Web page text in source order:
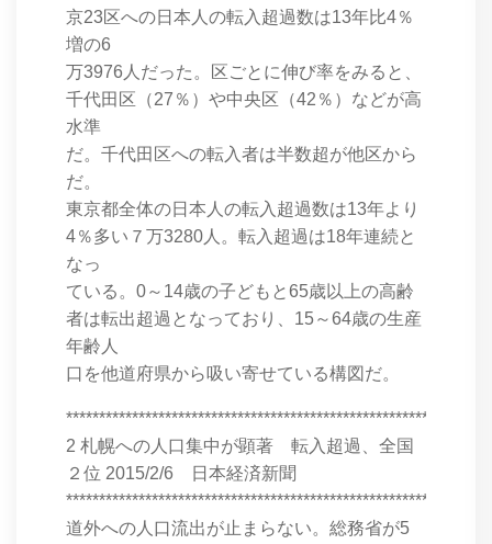
京23区への日本人の転入超過数は13年比4％
増の6
万3976人だった。区ごとに伸び率をみると、
千代田区（27％）や中央区（42％）などが高
水準
だ。千代田区への転入者は半数超が他区から
だ。
東京都全体の日本人の転入超過数は13年より
4％多い７万3280人。転入超過は18年連続と
なっ
ている。0～14歳の子どもと65歳以上の高齢
者は転出超過となっており、15～64歳の生産
年齢人
口を他道府県から吸い寄せている構図だ。
2 札幌への人口集中が顕著 転入超過、全国
２位 2015/2/6 日本経済新聞
道外への人口流出が止まらない。総務省が5